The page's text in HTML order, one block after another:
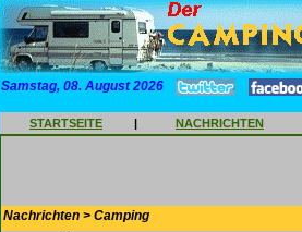
Samstag, 08. August 2026
STARTSEITE | NACHRICHTEN
Nachrichten > Camping